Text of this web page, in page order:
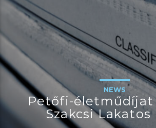
MOST ADÁSBAN
MannaFM
Hooligans : Királylány
JELENLEGI MŰSOR
NEWS
Petőfi-
Szakcsi Lakatos